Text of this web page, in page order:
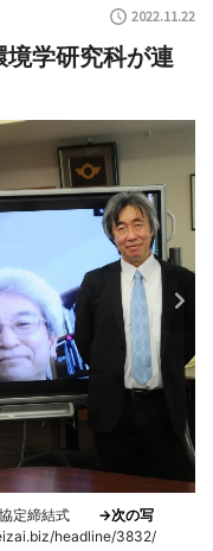
2022.11.22
学研究科が連
協定締結式 →次の写
headline/3832/